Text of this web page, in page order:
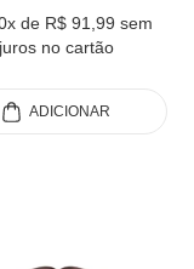
de R$ 91,99 sem
juros no cartão
ADICIONAR